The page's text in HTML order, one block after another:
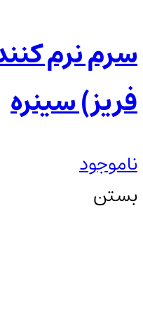
سرم نرم
فریز) سینره
ناموجود
بستن